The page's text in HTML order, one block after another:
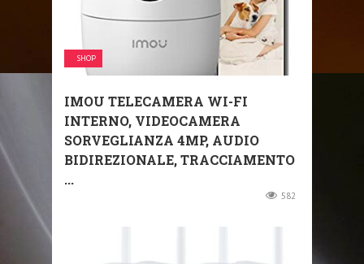
SHOP
IMOU TELECAMERA WI-FI
INTERNO, VIDEOCAMERA
SORVEGLIANZA 4MP, AUDIO
BIDIREZIONALE, TRACCIAMENTO
...
582